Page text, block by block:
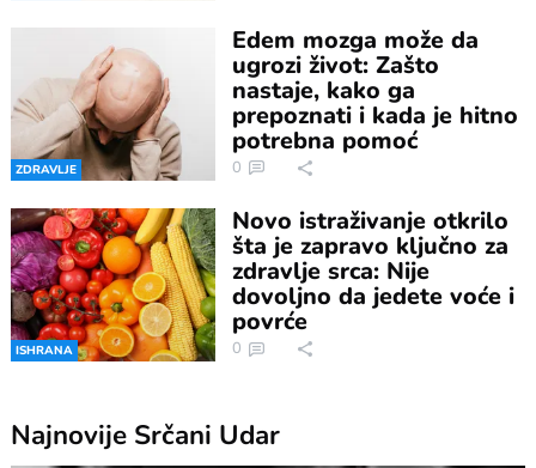
ZDRAVLJE
Edem mozga može da
ugrozi život: Zašto
nastaje, kako ga
prepoznati i kada je hitno
potrebna pomoć
0
ISHRANA
Novo istraživanje otkrilo
šta je zapravo ključno za
zdravlje srca: Nije
dovoljno da jedete voće i
povrće
0
Najnovije Srčani Udar